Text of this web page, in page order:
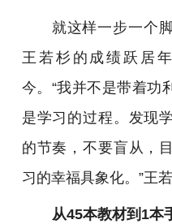
就这样一步一个
王若杉的成绩跃居
今。“我并不是带着功
是学习的过程。发现
的节奏，不要盲从，
习的幸福具象化。”王
从45本教材到1本